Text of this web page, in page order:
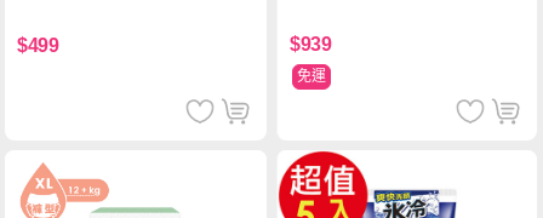
$499 $939
免運